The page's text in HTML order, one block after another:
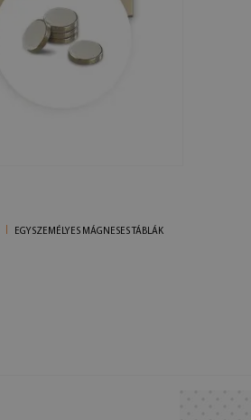
EGYSZEMÉLYES MÁGNESES TÁBLÁK